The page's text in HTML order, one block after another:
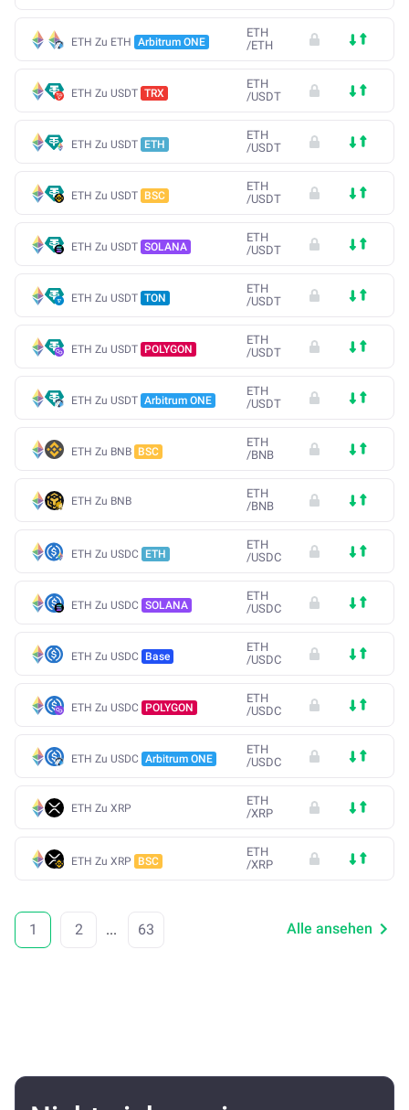
ETH Zu ETH Arbitrum ONE
ETH
/ETH
ETH Zu USDT TRX
ETH
/USDT
ETH Zu USDT ETH
ETH
/USDT
ETH Zu USDT BSC
ETH
/USDT
ETH Zu USDT SOLANA
ETH
/USDT
ETH Zu USDT TON
ETH
/USDT
ETH Zu USDT POLYGON
ETH
/USDT
ETH Zu USDT Arbitrum ONE
ETH
/USDT
ETH Zu BNB BSC
ETH
/BNB
ETH Zu BNB
ETH
/BNB
ETH Zu USDC ETH
ETH
/USDC
ETH Zu USDC SOLANA
ETH
/USDC
ETH Zu USDC Base
ETH
/USDC
ETH Zu USDC POLYGON
ETH
/USDC
ETH Zu USDC Arbitrum ONE
ETH
/USDC
ETH Zu XRP
ETH
/XRP
ETH Zu XRP BSC
ETH
/XRP
1 2 ... 63 Alle ansehen